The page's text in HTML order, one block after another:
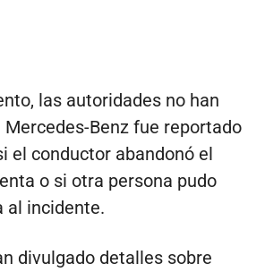
las autoridades no han
Benz fue reportado
el conductor abandonó el
o si otra persona pudo
al incidente.
divulgado detalles sobre